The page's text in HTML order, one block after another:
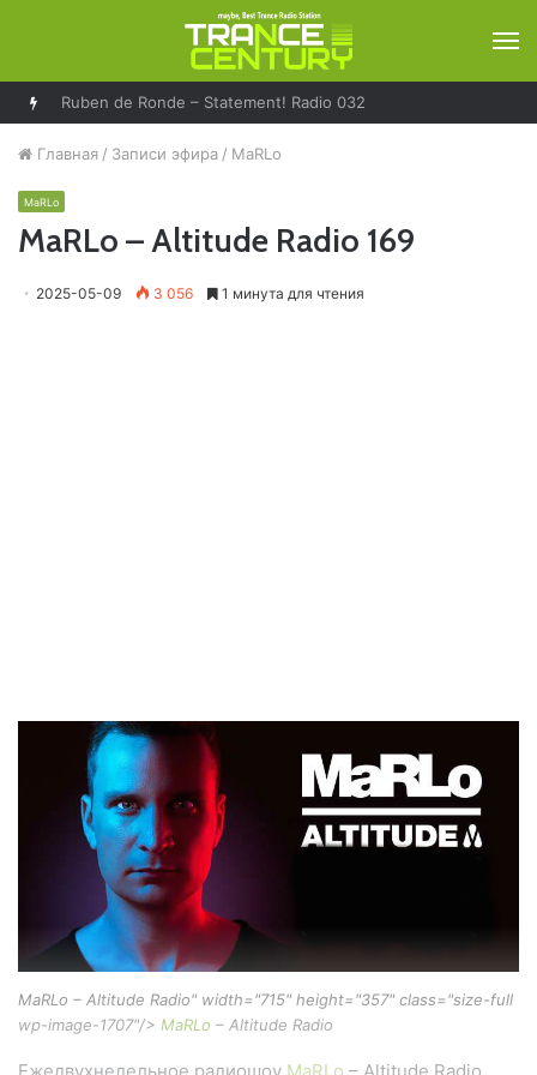
Ruben de Ronde – Statement! Radio 032
Главная / Записи эфира / MaRLo
MaRLo
MaRLo – Altitude Radio 169
2025-05-09 3 056 1 минута для чтения
MaRLo – Altitude Radio" width="715" height="357" class="size-full
wp-image-1707"/> MaRLo – Altitude Radio